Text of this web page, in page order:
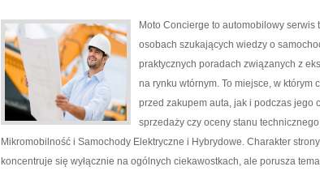
Moto Concierge to automobilowy serwis
osobach szukających wiedzy o
praktycznych poradach związanych z
na rynku wtórnym. To miejsce, w
przed zakupem auta, jak i podczas jego
sprzedaży czy oceny stanu
Mikromobilność i Samochody Elektryczne i Hybrydowe. Charakter
koncentruje się wyłącznie na ogólnych ciekawostkach, ale porusza